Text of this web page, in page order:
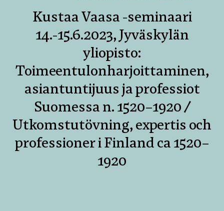
Kustaa Vaasa -seminaari
14.-15.6.2023, Jyväskylän
yliopisto:
Toimeentulonharjoittaminen,
asiantuntijuus ja professiot
Suomessa n. 1520–1920 /
Utkomstutövning, expertis och
professioner i Finland ca 1520–
1920